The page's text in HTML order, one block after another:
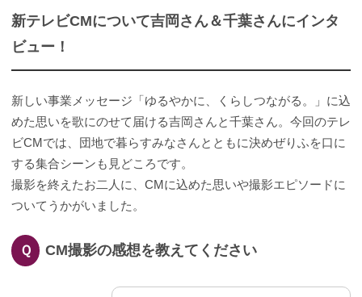
新テレビCMについて吉岡さん＆千葉さんにインタ
ビュー！
新しい事業メッセージ「ゆるやかに、くらしつながる。」に込
めた思いを歌にのせて届ける吉岡さんと千葉さん。今回のテレ
ビCMでは、団地で暮らすみなさんとともに決めぜりふを口に
する集合シーンも見どころです。
撮影を終えたお二人に、CMに込めた思いや撮影エピソードに
ついてうかがいました。
Ｑ CM撮影の感想を教えてください